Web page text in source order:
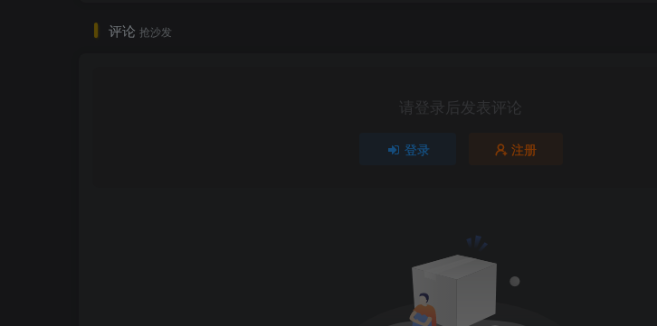
评论 抢沙发
请登录后发表评论
登录 注册